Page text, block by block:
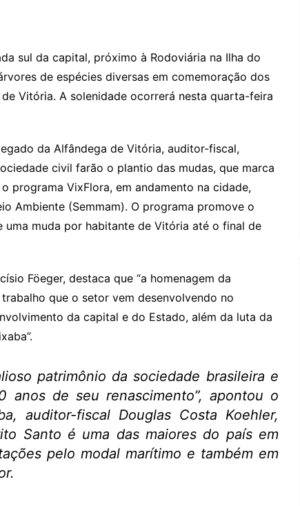
sul da capital, próximo à Rodoviária na Ilha do
de espécies diversas em comemoração dos
Vitória. A solenidade ocorrerá nesta quarta-feira
da Alfândega de Vitória, auditor-fiscal,
civil farão o plantio das mudas, que marca
programa VixFlora, em andamento na cidade,
Ambiente (Semmam). O programa promove o
muda por habitante de Vitória até o final de
Föeger, destaca que “a homenagem da
que o setor vem desenvolvendo no
da capital e do Estado, além da luta da
patrimônio da sociedade brasileira e
anos de seu renascimento”, apontou o
auditor-fiscal Douglas Costa Koehler,
Santo é uma das maiores do país em
pelo modal marítimo e também em